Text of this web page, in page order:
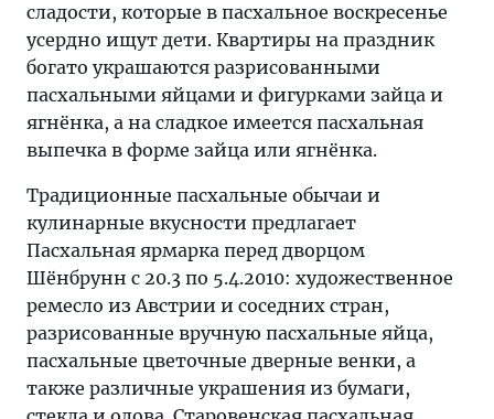
сладости, которые в пасхальное воскресенье
усердно ищут дети. Квартиры на праздник
богато украшаются разрисованными
пасхальными яйцами и фигурками зайца и
ягнёнка, а на сладкое имеется пасхальная
выпечка в форме зайца или ягнёнка.
Традиционные пасхальные обычаи и
кулинарные вкусности предлагает
Пасхальная ярмарка перед дворцом
Шёнбрунн с 20.3 по 5.4.2010: художественное
ремесло из Австрии и соседних стран,
разрисованные вручную пасхальные яйца,
пасхальные цветочные дверные венки, а
также различные украшения из бумаги,